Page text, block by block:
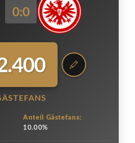
0:0
Anteil Gästefans:
10.00%